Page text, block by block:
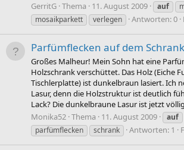
GerritG Thema 11. August 2009 auf
mosaikparkett
verlegen Antworten: 0
Parfümflecken auf dem Schrank
Großes Malheur! Mein Sohn hat eine
Holzschrank verschüttet. Das Holz (Eiche
Tischlerplatte) ist dunkelbraun lasiert. Ich
Lasur, denn die Holzstruktur ist deutlich
Lack? Die dunkelbraune Lasur ist jetzt
Monika52 Thema 11. August 2009 auf
parfümflecken
schrank Antworten: 1